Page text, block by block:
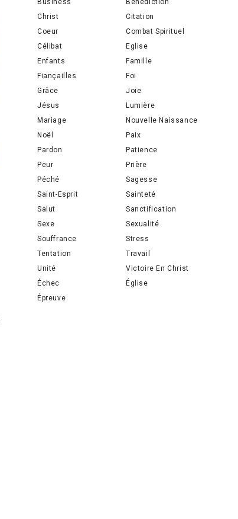
Business
Bénédiction
Christ
Citation
Coeur
Combat Spirituel
Célibat
Eglise
Enfants
Famille
Fiançailles
Foi
Grâce
Joie
Jésus
Lumière
Mariage
Nouvelle Naissance
Noël
Paix
Pardon
Patience
Peur
Prière
Péché
Sagesse
Saint-Esprit
Sainteté
Salut
Sanctification
Sexe
Sexualité
Souffrance
Stress
Tentation
Travail
Unité
Victoire En Christ
Échec
Église
Épreuve